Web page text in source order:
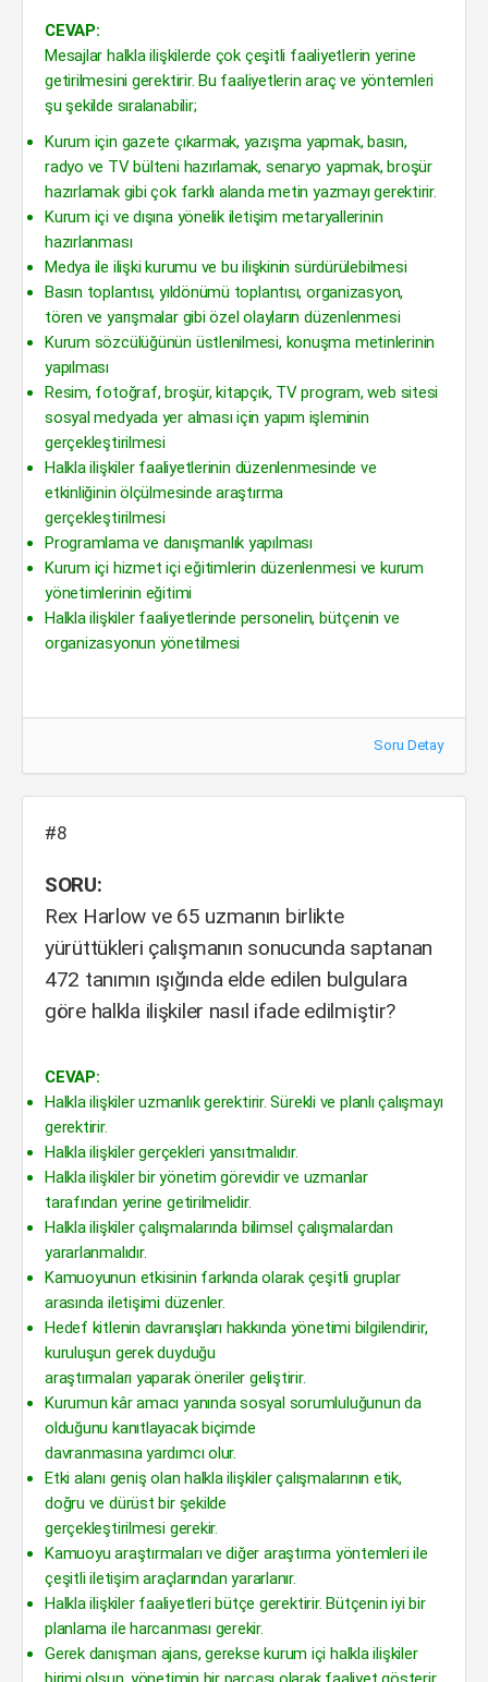
CEVAP:
Mesajlar halkla ilişkilerde çok çeşitli faaliyetlerin yerine
getirilmesini gerektirir. Bu faaliyetlerin araç ve yöntemleri
şu şekilde sıralanabilir;
Kurum için gazete çıkarmak, yazışma yapmak, basın,
radyo ve TV bülteni hazırlamak, senaryo yapmak, broşür
hazırlamak gibi çok farklı alanda metin yazmayı gerektirir.
Kurum içi ve dışına yönelik iletişim metaryallerinin
hazırlanması
Medya ile ilişki kurumu ve bu ilişkinin sürdürülebilmesi
Basın toplantısı, yıldönümü toplantısı, organizasyon,
tören ve yarışmalar gibi özel olayların düzenlenmesi
Kurum sözcülüğünün üstlenilmesi, konuşma metinlerinin
yapılması
Resim, fotoğraf, broşür, kitapçık, TV program, web sitesi
sosyal medyada yer alması için yapım işleminin
gerçekleştirilmesi
Halkla ilişkiler faaliyetlerinin düzenlenmesinde ve
etkinliğinin ölçülmesinde araştırma
gerçekleştirilmesi
Programlama ve danışmanlık yapılması
Kurum içi hizmet içi eğitimlerin düzenlenmesi ve kurum
yönetimlerinin eğitimi
Halkla ilişkiler faaliyetlerinde personelin, bütçenin ve
organizasyonun yönetilmesi
Soru Detay
#8
SORU:
Rex Harlow ve 65 uzmanın birlikte
yürüttükleri çalışmanın sonucunda saptanan
472 tanımın ışığında elde edilen bulgulara
göre halkla ilişkiler nasıl ifade edilmiştir?
CEVAP:
Halkla ilişkiler uzmanlık gerektirir. Sürekli ve planlı çalışmayı
gerektirir.
Halkla ilişkiler gerçekleri yansıtmalıdır.
Halkla ilişkiler bir yönetim görevidir ve uzmanlar
tarafından yerine getirilmelidir.
Halkla ilişkiler çalışmalarında bilimsel çalışmalardan
yararlanmalıdır.
Kamuoyunun etkisinin farkında olarak çeşitli gruplar
arasında iletişimi düzenler.
Hedef kitlenin davranışları hakkında yönetimi bilgilendirir,
kuruluşun gerek duyduğu
araştırmaları yaparak öneriler geliştirir.
Kurumun kâr amacı yanında sosyal sorumluluğunun da
olduğunu kanıtlayacak biçimde
davranmasına yardımcı olur.
Etki alanı geniş olan halkla ilişkiler çalışmalarının etik,
doğru ve dürüst bir şekilde
gerçekleştirilmesi gerekir.
Kamuoyu araştırmaları ve diğer araştırma yöntemleri ile
çeşitli iletişim araçlarından yararlanır.
Halkla ilişkiler faaliyetleri bütçe gerektirir. Bütçenin iyi bir
planlama ile harcanması gerekir.
Gerek danışman ajans, gerekse kurum içi halkla ilişkiler